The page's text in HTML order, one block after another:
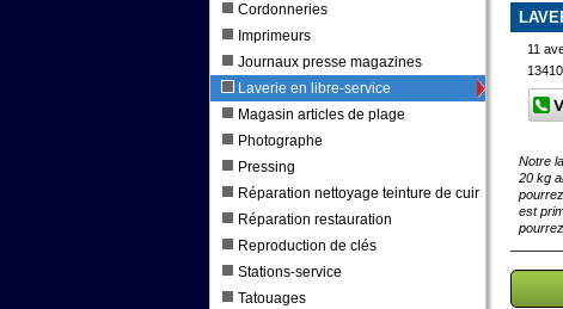
Cordonneries
Imprimeurs
Journaux presse magazines
Laverie en libre-service
Magasin articles de plage
Photographe
Pressing
Réparation nettoyage teinture de cuir
Réparation restauration
Reproduction de clés
Stations-service
Tatouages
11
Notre
20 kg
est